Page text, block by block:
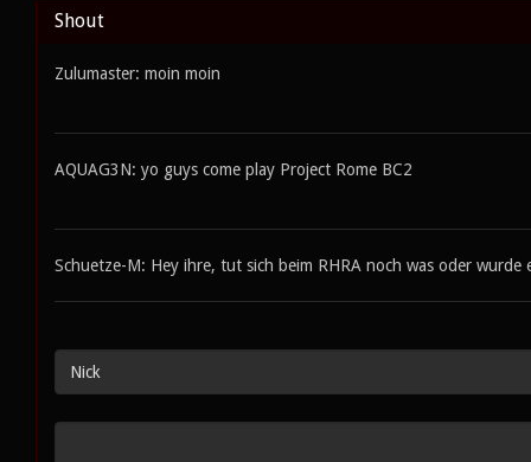
Shout
Zulumaster: moin moin
AQUAG3N: yo guys come play Project Rome BC2
Schuetze-M: Hey ihre, tut sich beim RHRA noch was oder wurde